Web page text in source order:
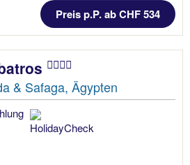
Preis p.P. ab CHF 534
& Safaga, Ägypten